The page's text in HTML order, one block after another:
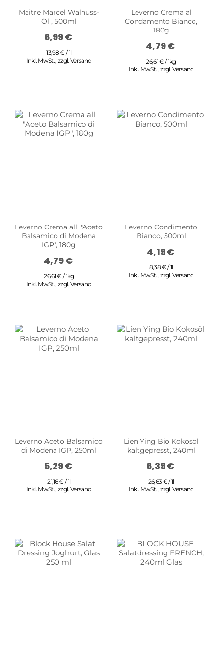
Maitre Marcel Walnuss-
Öl , 500ml
6,99 €
13,98 € / 1l
Inkl. MwSt. ,zzgl.Versand
Leverno Crema al
Condamento Bianco,
180g
4,79 €
26,61 € / 1kg
Inkl. MwSt. ,zzgl.Versand
Leverno Crema all' "Aceto
Balsamico di Modena
IGP", 180g
4,79 €
26,61 € / 1kg
Inkl. MwSt. ,zzgl.Versand
Leverno Condimento
Bianco, 500ml
4,19 €
8,38 € / 1l
Inkl. MwSt. ,zzgl.Versand
Leverno Aceto Balsamico
di Modena IGP, 250ml
5,29 €
21,16 € / 1l
Inkl. MwSt.,zzgl.Versand
Lien Ying Bio Kokosöl
kaltgepresst, 240ml
6,39 €
26,63 € / 1l
Inkl. MwSt. ,zzgl.Versand